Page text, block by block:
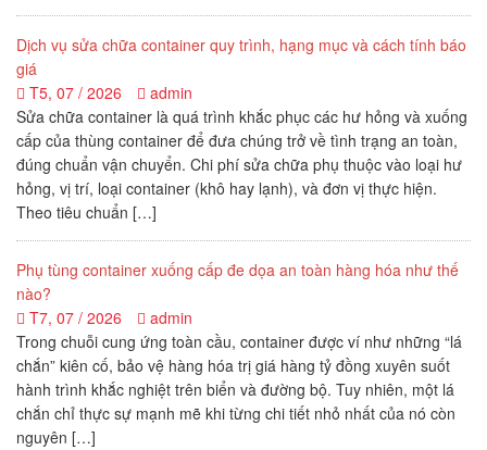
Dịch vụ sửa chữa container quy trình, hạng mục và cách tính báo
giá
T5, 07 / 2026
admin
Sửa chữa container là quá trình khắc phục các hư hỏng và xuống
cấp của thùng container để đưa chúng trở về tình trạng an toàn,
đúng chuẩn vận chuyển. Chi phí sửa chữa phụ thuộc vào loại hư
hỏng, vị trí, loại container (khô hay lạnh), và đơn vị thực hiện.
Theo tiêu chuẩn […]
Phụ tùng container xuống cấp đe dọa an toàn hàng hóa như thế
nào?
T7, 07 / 2026
admin
Trong chuỗi cung ứng toàn cầu, container được ví như những “lá
chắn” kiên cố, bảo vệ hàng hóa trị giá hàng tỷ đồng xuyên suốt
hành trình khắc nghiệt trên biển và đường bộ. Tuy nhiên, một lá
chắn chỉ thực sự mạnh mẽ khi từng chi tiết nhỏ nhất của nó còn
nguyên […]